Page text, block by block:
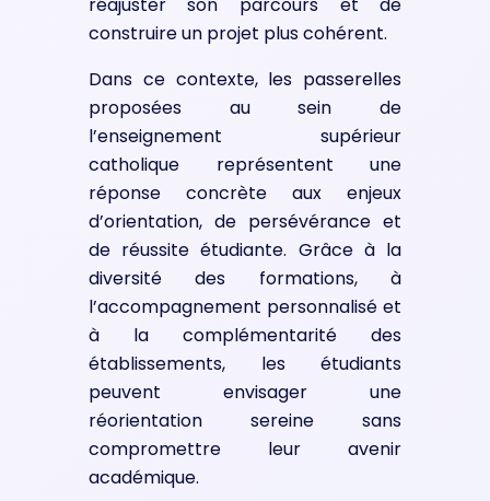
construire un projet plus cohérent.
Dans ce contexte, les passerelles
proposées au sein de
l’enseignement supérieur
catholique représentent une
réponse concrète aux enjeux
d’orientation, de persévérance et
de réussite étudiante. Grâce à la
diversité des formations, à
l’accompagnement personnalisé et
à la complémentarité des
établissements, les étudiants
peuvent envisager une
réorientation sereine sans
compromettre leur avenir
académique.